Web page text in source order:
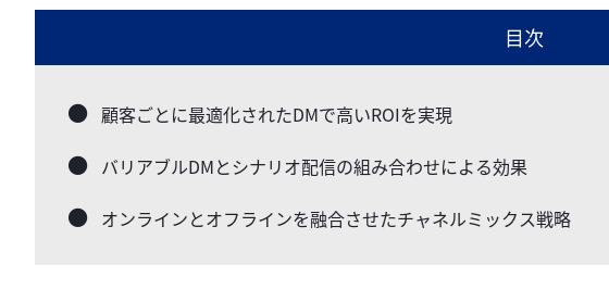
目次
顧客ごとに最適化されたDMで高いROIを実現
バリアブルDMとシナリオ配信の組み合わせによる効果
オンラインとオフラインを融合させたチャネルミックス戦略